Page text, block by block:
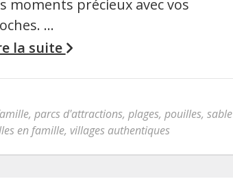
moments précieux avec vos
…
la suite
, parcs d'attractions, plages, pouilles, sable
en famille, villages authentiques